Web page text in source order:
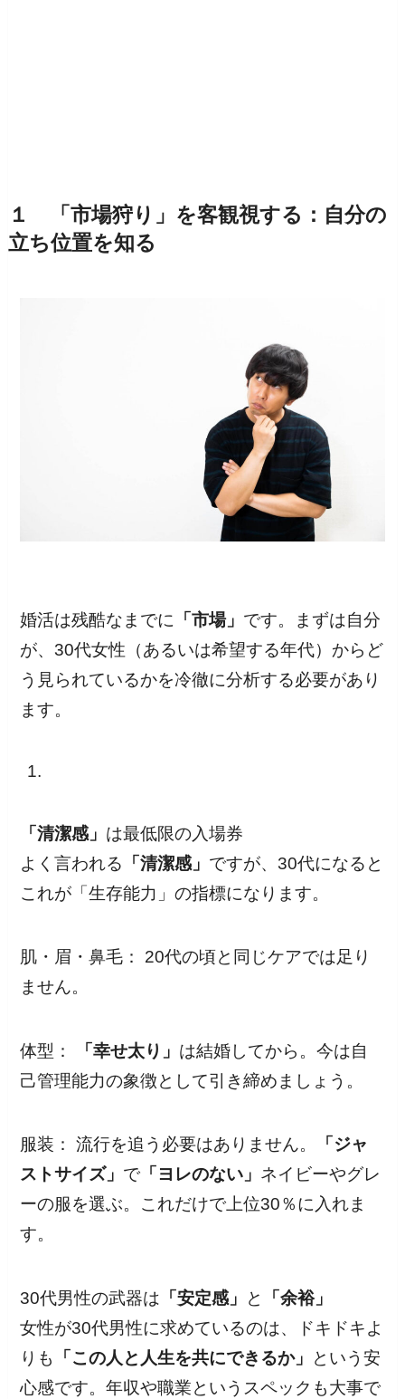
１ 「市場狩り」を客観視する：自分の
立ち位置を知る
婚活は残酷なまでに 「市場」 です。まずは自分
が、30代女性（あるいは希望する年代）からど
う見られているかを冷徹に分析する必要があり
ます。
「清潔感」 は最低限の入場券
よく言われる
「清潔感」 ですが、30代になると
これが「生存能力」の指標になります。
肌・眉・鼻毛： 20代の頃と同じケアでは足り
ません。
体型： 「幸せ太り」 は結婚してから。今は自
己管理能力の象徴として引き締めましょう。
服装： 流行を追う必要はありません。
「ジャ
ストサイズ」 で 「ヨレのない」 ネイビーやグレ
ーの服を選ぶ。これだけで上位30％に入れま
す。
30代男性の武器は 「安定感」 と
「余裕」
女性が30代男性に求めているのは、ドキドキよ
りも
「この人と人生を共にできるか」
という安
心感です。年収や職業というスペックも大事で